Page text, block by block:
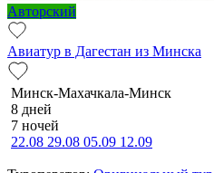
Авторский
Авиатур в Дагестан из Минска
Минск-Махачкала-Минск
8 дней
7 ночей
22.08 29.08 05.09 12.09